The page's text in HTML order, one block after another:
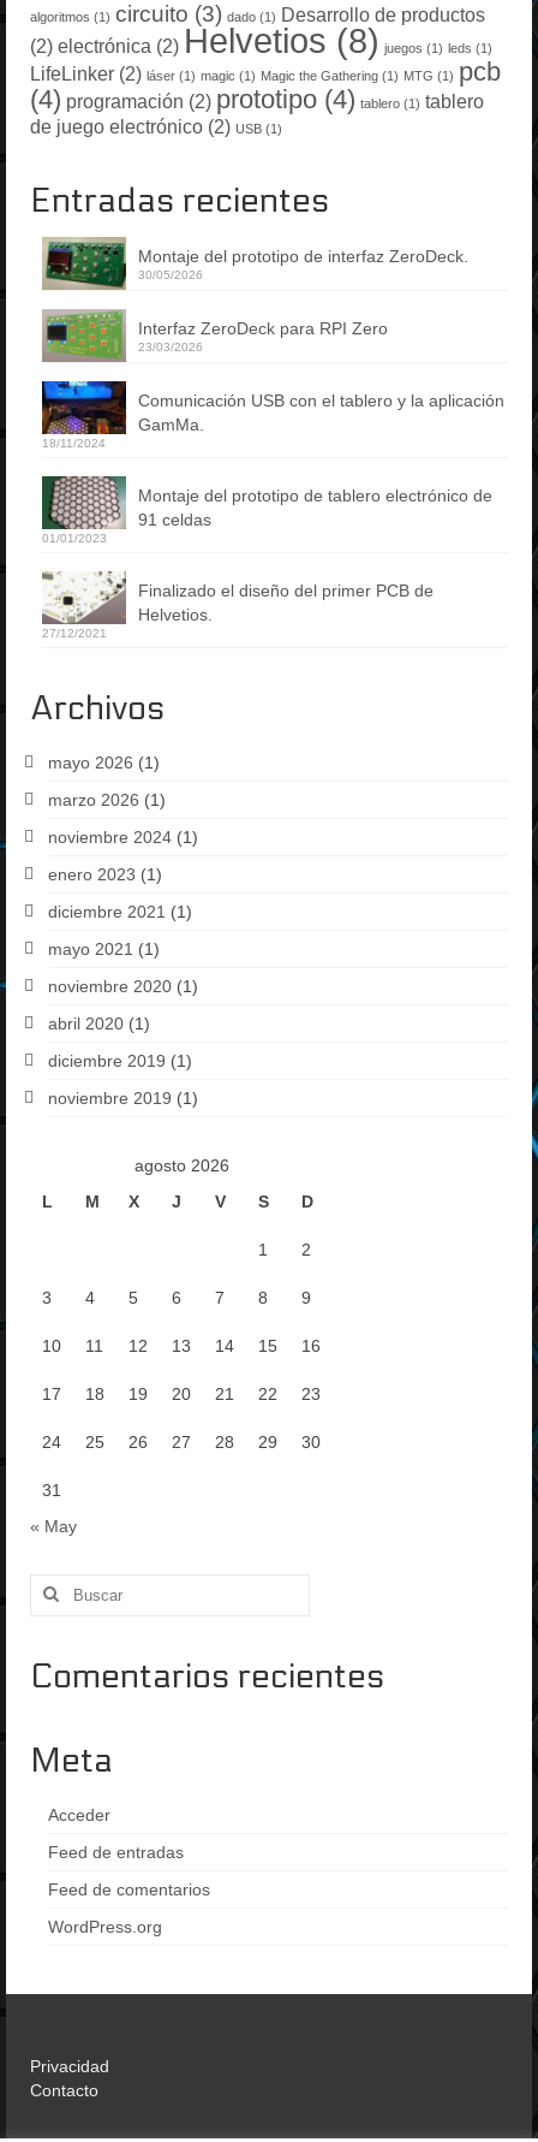
algoritmos (1) circuito (3) dado (1) Desarrollo de productos
(2) electrónica (2) Helvetios (8) juegos (1) leds (1)
LifeLinker (2) láser (1) magic (1) Magic the Gathering (1) MTG (1) pcb
(4) programación (2) prototipo (4) tablero (1) tablero
de juego electrónico (2) USB (1)
Entradas recientes
Montaje del prototipo de interfaz ZeroDeck.
30/05/2026
Interfaz ZeroDeck para RPI Zero
23/03/2026
Comunicación USB con el tablero y la aplicación
GamMa.
18/11/2024
Montaje del prototipo de tablero electrónico de
91 celdas
01/01/2023
Finalizado el diseño del primer PCB de
Helvetios.
27/12/2021
Archivos
mayo 2026 (1)
marzo 2026 (1)
noviembre 2024 (1)
enero 2023 (1)
diciembre 2021 (1)
mayo 2021 (1)
noviembre 2020 (1)
abril 2020 (1)
diciembre 2019 (1)
noviembre 2019 (1)
agosto 2026
L
M X J V S D
1 2
3 4 5 6 7 8 9
10 11 12 13 14 15 16
17 18 19 20 21 22 23
24 25 26 27 28 29 30
31
« May
Buscar
Comentarios recientes
Meta
Acceder
Feed de entradas
Feed de comentarios
WordPress.org
Privacidad
Contacto